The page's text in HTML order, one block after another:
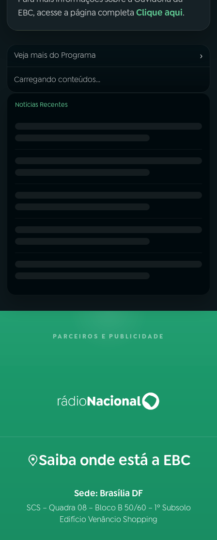
EBC, acesse a página completa Clique aqui.
Veja mais do Programa ›
Carregando conteúdos...
Notícias Recentes
PARCEIROS E PUBLICIDADE
Saiba onde está a EBC
Sede: Brasília DF
SCS – Quadra 08 – Bloco B 50/60 – 1º Subsolo
Edifício Venâncio Shopping